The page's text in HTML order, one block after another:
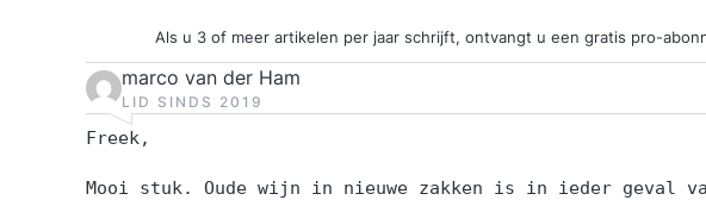
Als u 3 of meer artikelen per jaar schrijft, ontvangt u een gratis pro-
marco van der Ham
LID SINDS 2019
Freek,
Mooi stuk. Oude wijn in nieuwe zakken is in ieder geval